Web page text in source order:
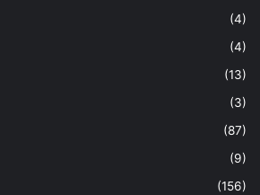
(4)
(4)
(13)
(3)
(87)
(9)
(156)